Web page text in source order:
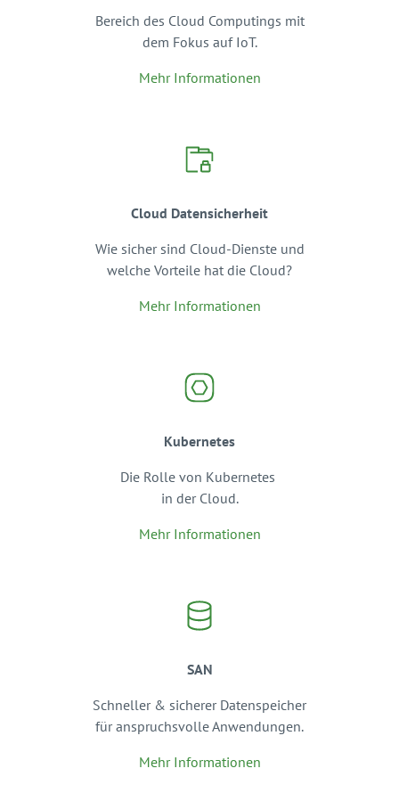
Bereich des Cloud Computings mit
dem Fokus auf IoT.
Mehr Informationen
Cloud Datensicherheit
Wie sicher sind Cloud-Dienste und
welche Vorteile hat die Cloud?
Mehr Informationen
Kubernetes
Die Rolle von Kubernetes
in der Cloud.
Mehr Informationen
SAN
Schneller & sicherer Datenspeicher
für anspruchsvolle Anwendungen.
Mehr Informationen